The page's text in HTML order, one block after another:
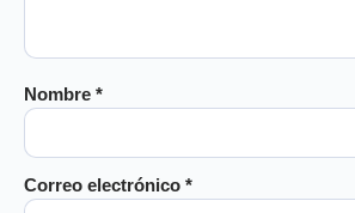
Nombre *
Correo electrónico *